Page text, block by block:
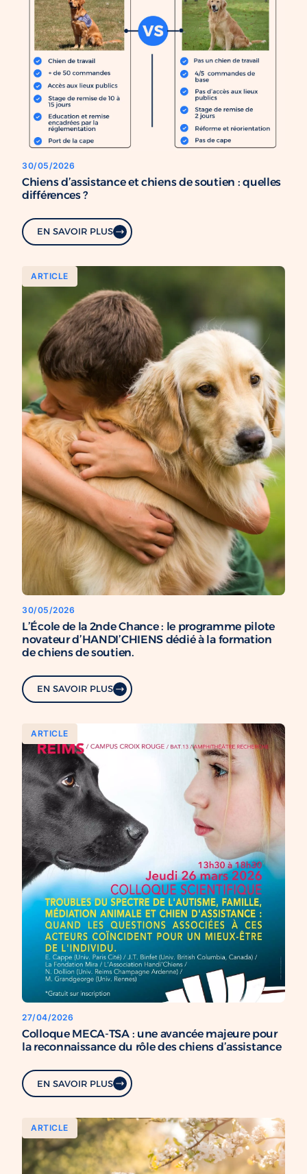
30/05/2026
Chiens d’assistance et chiens de soutien : quelles
différences ?
EN SAVOIR PLUS
ARTICLE
30/05/2026
L’École de la 2nde Chance : le programme pilote
novateur d’HANDI’CHIENS dédié à la formation
de chiens de soutien.
EN SAVOIR PLUS
ARTICLE
27/04/2026
Colloque MECA-TSA : une avancée majeure pour
la reconnaissance du rôle des chiens d’assistance
EN SAVOIR PLUS
ARTICLE